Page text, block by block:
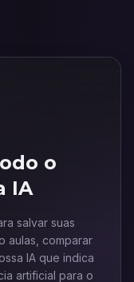
o
IA
salvar suas
aulas, comparar
IA que indica
artificial para o